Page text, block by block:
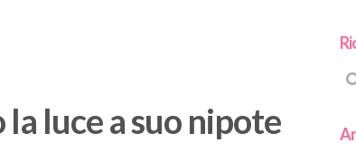
luce a suo nipote